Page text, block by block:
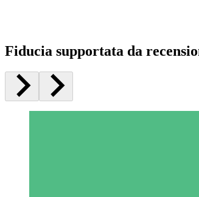
Fiducia supportata da